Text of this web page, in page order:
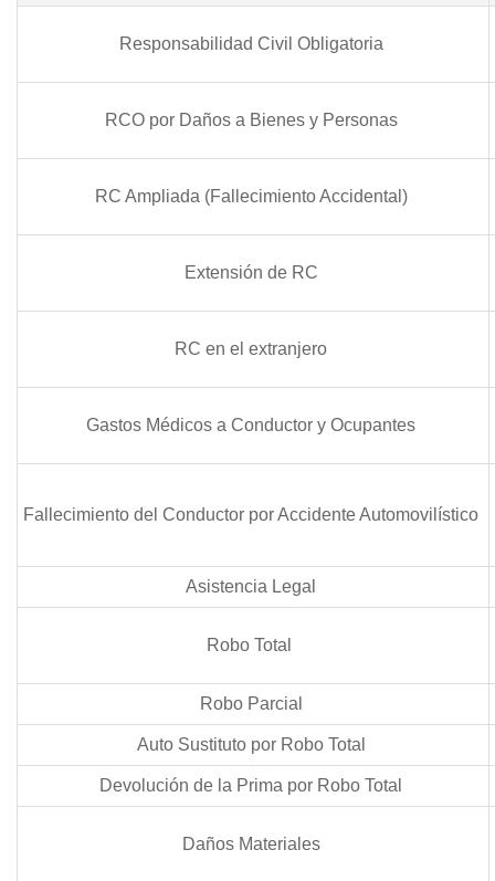
Responsabilidad Civil Obligatoria
RCO por Daños a Bienes y Personas
RC Ampliada (Fallecimiento Accidental)
Extensión de RC
RC en el extranjero
Gastos Médicos a Conductor y Ocupantes
Fallecimiento del Conductor por Accidente Automovilístico
Asistencia Legal
Robo Total
Robo Parcial
Auto Sustituto por Robo Total
Devolución de la Prima por Robo Total
Daños Materiales